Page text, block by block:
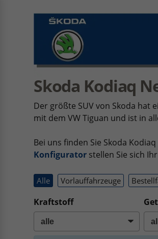
Skoda Kodiaq
Der größte SUV von Skoda hat
mit dem VW Tiguan und ist in
Bei uns finden Sie Skoda
Konfiguratorstellen Sie sich
Alle Vorlauffahrzeuge
Kraftstoff